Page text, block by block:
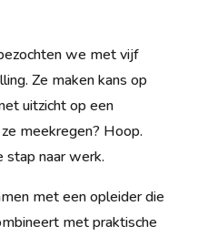
we met vijf
Ze maken kans op
uitzicht op een
meekregen? Hoop.
stap naar werk.
met een opleider die
met praktische